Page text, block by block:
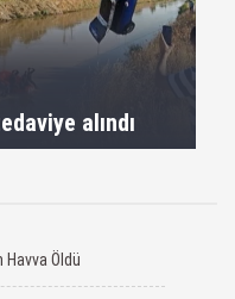
alındı
Havva Öldü